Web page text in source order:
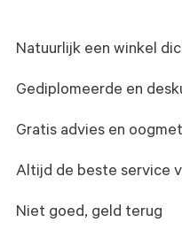
Natuurlijk een winkel
Gediplomeerde en
Gratis advies en
Altijd de beste service
Niet goed, geld terug